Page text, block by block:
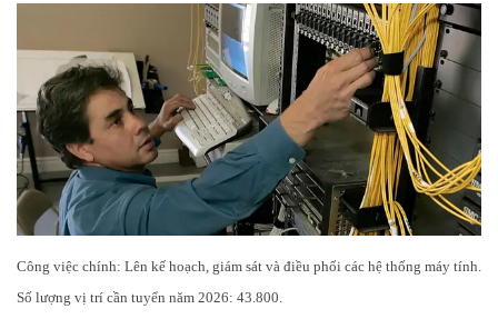
Công việc chính: Lên kế hoạch, giám sát và điều phối các hệ thống máy tính.
Số lượng vị trí cần tuyển năm 2026: 43.800.